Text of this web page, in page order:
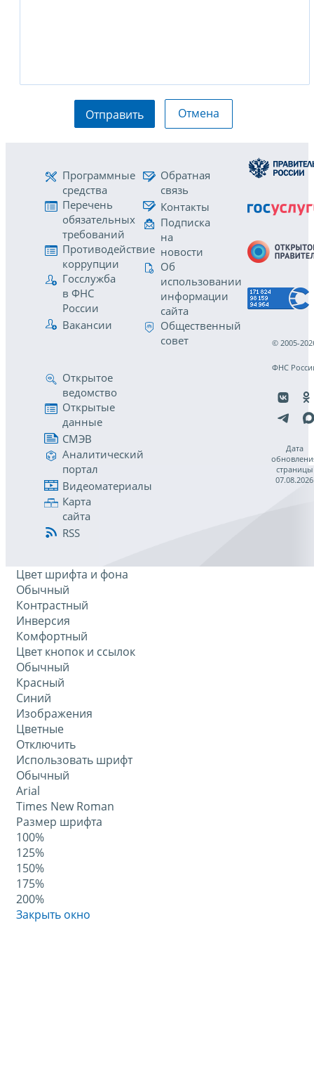
Отправить Отмена
Программные
средства
Перечень
обязательных
требований
Противодействие
коррупции
Госслужба
в ФНС
России
Вакансии
Обратная
связь
Контакты
Подписка
на
новости
Об
использовании
информации
сайта
Общественный
совет
Открытое
ведомство
Открытые
данные
СМЭВ
Аналитический
портал
Видеоматериалы
Карта
сайта
RSS
© 2005-
ФНС
Дата
страницы
07.08.2026
Цвет шрифта и фона
Обычный
Контрастный
Инверсия
Комфортный
Цвет кнопок и ссылок
Обычный
Красный
Синий
Изображения
Цветные
Отключить
Использовать шрифт
Обычный
Arial
Times New Roman
Размер шрифта
100%
125%
150%
175%
200%
Закрыть окно